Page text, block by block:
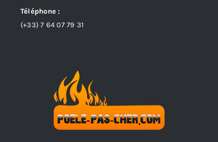
Téléphone :
(+33)7 64 07 79 31